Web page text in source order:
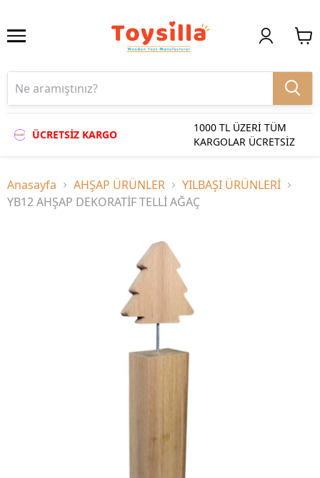
ÜCRETSİZ KARGO
1000 TL ÜZERİ TÜM
KARGOLAR ÜCRETSİZ
Anasayfa AHŞAP ÜRÜNLER
YILBAŞI ÜRÜNLERİ
YB12 AHŞAP DEKORATİF TELLİ AĞAÇ